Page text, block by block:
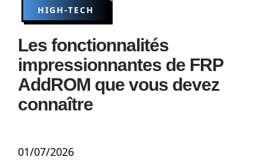
HIGH-TECH
Les fonctionnalités
impressionnantes de FRP
AddROM que vous devez
connaître
01/07/2026